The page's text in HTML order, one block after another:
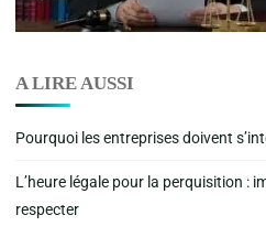
A LIRE AUSSI
Pourquoi les entreprises doivent
L’heure légale pour la perquisition :
respecter